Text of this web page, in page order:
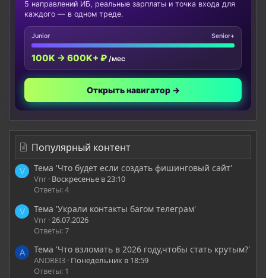
5 направлений ИБ, реальные зарплаты и точка входа для
каждого — в одном треде.
Junior Senior+
100K → 600K+ ₽ /мес
Открыть навигатор →
Популярный контент
V Тема 'Что будет если создать фишинговый сайт'
Vnr Воскресенье в 23:10
Ответы: 4
V Тема 'Украли контакты багом телеграм'
Vnr 26.07.2026
Ответы: 7
A Тема 'Что взломать в 2026 году,чтобы стать крутым?'
ANDREI3 Понедельник в 18:59
Ответы: 1